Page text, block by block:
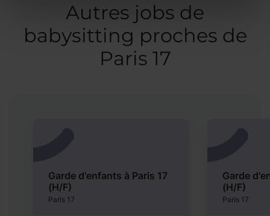
Autres jobs de
babysitting proches de
Paris 17
Garde d'enfants à Paris 17
(H/F)
Paris 17
Garde
(H/F)
Paris 17